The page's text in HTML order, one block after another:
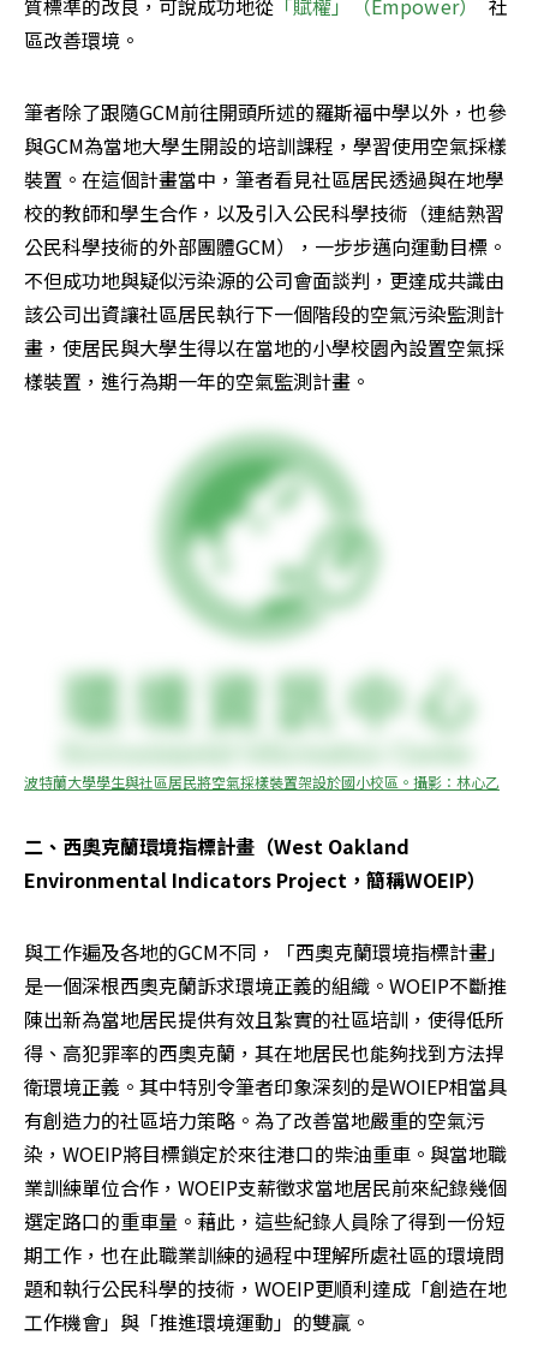
質標準的改良，可說成功地從 「賦權」（Empower）
社
區改善環境。
筆者除了跟隨GCM前往開頭所述的羅斯福中學以外，也參
與GCM為當地大學生開設的培訓課程，學習使用空氣採樣
裝置。在這個計畫當中，筆者看見社區居民透過與在地學
校的教師和學生合作，以及引入公民科學技術（連結熟習
公民科學技術的外部團體GCM），一步步邁向運動目標。
不但成功地與疑似污染源的公司會面談判，更達成共識由
該公司出資讓社區居民執行下一個階段的空氣污染監測計
畫，使居民與大學生得以在當地的小學校園內設置空氣採
樣裝置，進行為期一年的空氣監測計畫。
波特蘭大學學生與社區居民將空氣採樣裝置架設於國小校區。攝影：林心乙
二、西奧克蘭環境指標計畫（West Oakland
Environmental Indicators Project，簡稱WOEIP）
與工作遍及各地的GCM不同，「西奧克蘭環境指標計畫」
是一個深根西奧克蘭訴求環境正義的組織。WOEIP不斷推
陳出新為當地居民提供有效且紮實的社區培訓，使得低所
得、高犯罪率的西奧克蘭，其在地居民也能夠找到方法捍
衛環境正義。其中特別令筆者印象深刻的是WOIEP相當具
有創造力的社區培力策略。為了改善當地嚴重的空氣污
染，WOEIP將目標鎖定於來往港口的柴油重車。與當地職
業訓練單位合作，WOEIP支薪徵求當地居民前來紀錄幾個
選定路口的重車量。藉此，這些紀錄人員除了得到一份短
期工作，也在此職業訓練的過程中理解所處社區的環境問
題和執行公民科學的技術，WOEIP更順利達成「創造在地
工作機會」與「推進環境運動」的雙贏。